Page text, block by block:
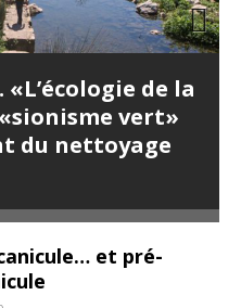
de la
vert»
du nettoyage
Nex
et pré-